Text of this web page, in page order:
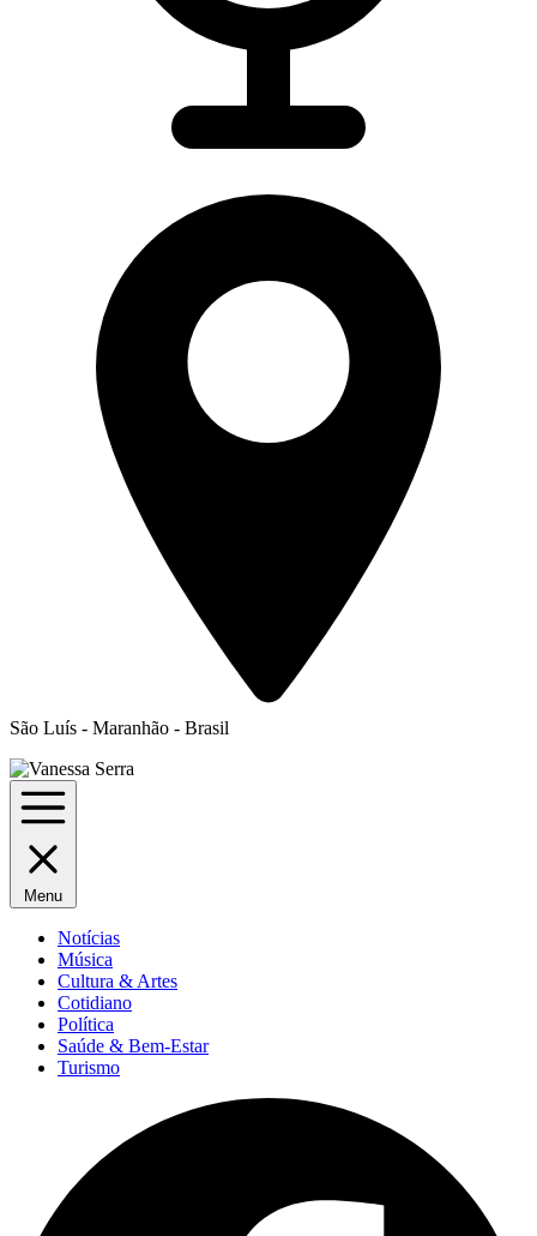
São Luís - Maranhão - Brasil
Menu
Notícias
Música
Cultura & Artes
Cotidiano
Política
Saúde & Bem-Estar
Turismo